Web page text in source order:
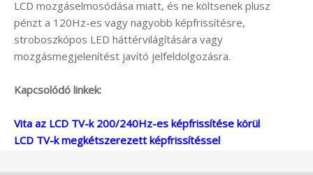
LCD mozgáselmosódása miatt, és ne költsenek plusz
pénzt a 120Hz-es vagy nagyobb képfrissítésre,
stroboszkópos LED háttérvilágítására vagy
mozgásmegjelenítést javító jelfeldolgozásra.
Kapcsolódó linkek:
Vita az LCD TV-k 200/240Hz-es képfrissítése körül
LCD TV-k megkétszerezett képfrissítéssel